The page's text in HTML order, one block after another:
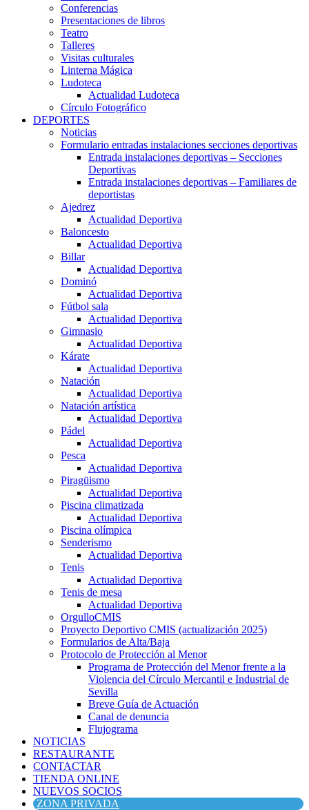
Conferencias
Presentaciones de libros
Teatro
Talleres
Visitas culturales
Linterna Mágica
Ludoteca
Actualidad Ludoteca
Círculo Fotográfico
DEPORTES
Noticias
Formulario entradas instalaciones secciones deportivas
Entrada instalaciones deportivas – Secciones
Deportivas
Entrada instalaciones deportivas – Familiares de
deportistas
Ajedrez
Actualidad Deportiva
Baloncesto
Actualidad Deportiva
Billar
Actualidad Deportiva
Dominó
Actualidad Deportiva
Fútbol sala
Actualidad Deportiva
Gimnasio
Actualidad Deportiva
Kárate
Actualidad Deportiva
Natación
Actualidad Deportiva
Natación artística
Actualidad Deportiva
Pádel
Actualidad Deportiva
Pesca
Actualidad Deportiva
Piragüismo
Actualidad Deportiva
Piscina climatizada
Actualidad Deportiva
Piscina olímpica
Senderismo
Actualidad Deportiva
Tenis
Actualidad Deportiva
Tenis de mesa
Actualidad Deportiva
OrgulloCMIS
Proyecto Deportivo CMIS (actualización 2025)
Formularios de Alta/Baja
Protocolo de Protección al Menor
Programa de Protección del Menor frente a la
Violencia del Círculo Mercantil e Industrial de
Sevilla
Breve Guía de Actuación
Canal de denuncia
Flujograma
NOTICIAS
RESTAURANTE
CONTACTAR
TIENDA ONLINE
NUEVOS SOCIOS
ZONA PRIVADA